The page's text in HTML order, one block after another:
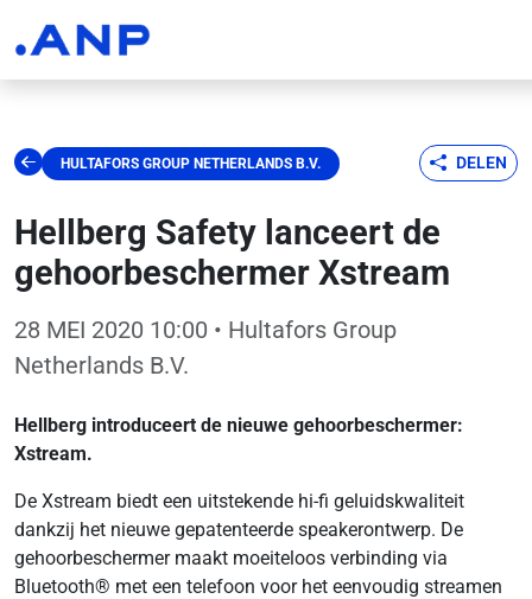
HULTAFORS GROUP NETHERLANDS B.V. DELEN
Hellberg Safety lanceert de
gehoorbeschermer Xstream
28 MEI 2020 10:00 • Hultafors Group
Netherlands B.V.
Hellberg introduceert de nieuwe gehoorbeschermer:
Xstream.
De Xstream biedt een uitstekende hi-fi geluidskwaliteit
dankzij het nieuwe gepatenteerde speakerontwerp. De
gehoorbeschermer maakt moeiteloos verbinding via
Bluetooth® met een telefoon voor het eenvoudig streamen